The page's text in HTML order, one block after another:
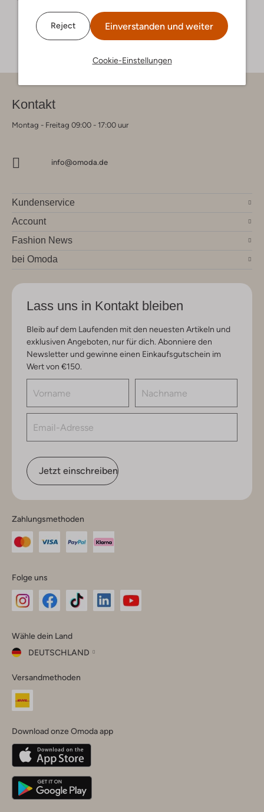
Reject Einverstanden und weiter
Cookie-Einstellungen
Kontakt
Montag - Freitag 09:00 - 17:00 uur
info@omoda.de
Kundenservice
Account
Fashion News
bei Omoda
Lass uns in Kontakt bleiben
Bleib auf dem Laufenden mit den neuesten Artikeln und
exklusiven Angeboten, nur für dich. Abonniere den
Newsletter und gewinne einen Einkaufsgutschein im
Wert von €150.
Jetzt einschreiben
Zahlungsmethoden
Folge uns
Instagram
Facebook
TikTok
Wähle dein Land
DEUTSCHLAND
dein
Land
Belgique(Français)
Deutschland
Versandmethoden
Download onze Omoda app